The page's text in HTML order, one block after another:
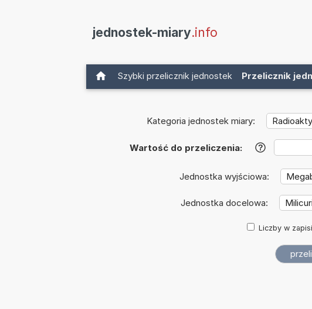
jednostek-miary.info
Szybki przelicznik jednostek Przelicznik
Kategoria jednostek miary:
Wartość do przeliczenia: ?
Jednostka wyjściowa:
Jednostka docelowa:
Liczby w